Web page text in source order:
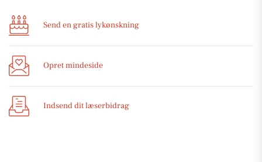
Send en gratis lykønskning
Opret mindeside
Indsend dit læserbidrag